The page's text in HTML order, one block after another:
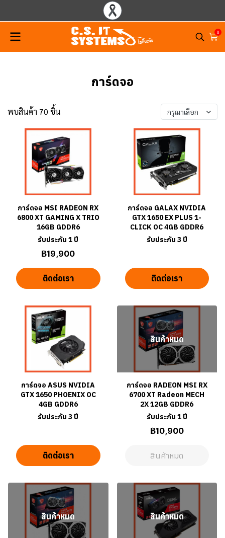
0
การ์ดจอ
พบสินค้า 70 ชิ้น กรุณาเลือก
การ์ดจอ MSI RADEON RX
6800 XT GAMING X TRIO
16GB GDDR6
รับประกัน 1 ปี
฿19,900
ติดต่อเรา
การ์ดจอ GALAX NVIDIA
GTX 1650 EX PLUS 1-
CLICK OC 4GB GDDR6
รับประกัน 3 ปี
ติดต่อเรา
การ์ดจอ ASUS NVIDIA
GTX 1650 PHOENIX OC
4GB GDDR6
รับประกัน 3 ปี
ติดต่อเรา
สินค้าหมด
การ์ดจอ RADEON MSI RX
6700 XT Radeon MECH
2X 12GB GDDR6
รับประกัน 1 ปี
฿10,900
สินค้าหมด
สินค้าหมด สินค้าหมด